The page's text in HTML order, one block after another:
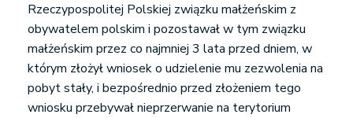
Rzeczypospolitej Polskiej związku małżeńskim z
obywatelem polskim i pozostawał w tym związku
małżeńskim przez co najmniej 3 lata przed dniem, w
którym złożył wniosek o udzielenie mu zezwolenia na
pobyt stały, i bezpośrednio przed złożeniem tego
wniosku przebywał nieprzerwanie na terytorium